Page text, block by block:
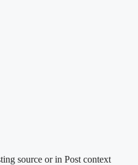
source or in Post context